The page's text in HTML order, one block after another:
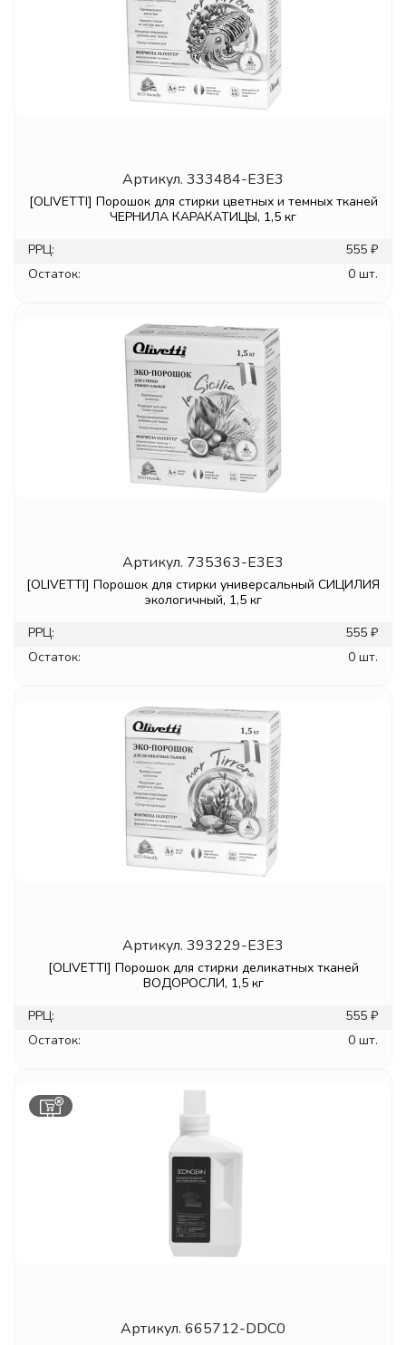
Артикул. 333484-E3E3
[OLIVETTI] Порошок для стирки цветных и темных тканей
ЧЕРНИЛА КАРАКАТИЦЫ, 1,5 кг
РРЦ:
555 ₽
Остаток:
0 шт.
Артикул. 735363-E3E3
[OLIVETTI] Порошок для стирки универсальный СИЦИЛИЯ
экологичный, 1,5 кг
РРЦ:
555 ₽
Остаток:
0 шт.
Артикул. 393229-E3E3
[OLIVETTI] Порошок для стирки деликатных тканей
ВОДОРОСЛИ, 1,5 кг
РРЦ:
555 ₽
Остаток:
0 шт.
Артикул. 665712-DDC0